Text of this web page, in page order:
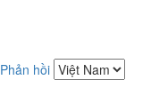
Phản hồi